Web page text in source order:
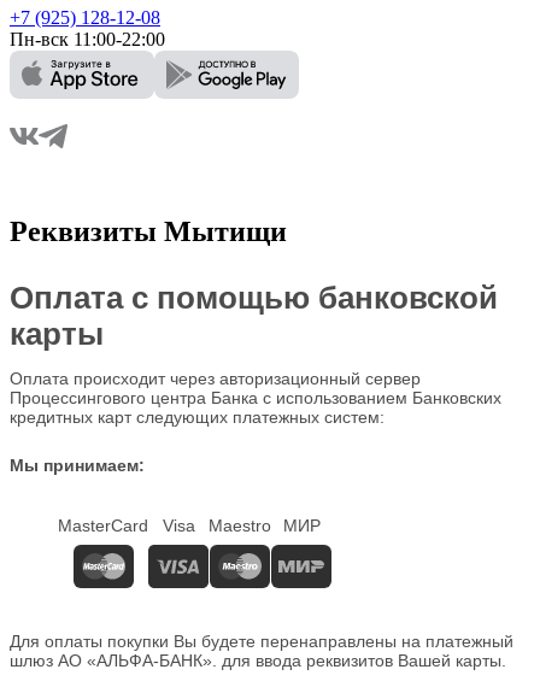
+7 (925) 128-12-08
Пн-вск 11:00-22:00
Реквизиты Мытищи
Оплата с помощью банковской
карты
Оплата происходит через авторизационный сервер
Процессингового центра Банка с использованием Банковских
кредитных карт следующих платежных систем:
Мы принимаем:
MasterCard Visa Maestro МИР
Для оплаты покупки Вы будете перенаправлены на платежный
шлюз АО «АЛЬФА-БАНК». для ввода реквизитов Вашей карты.